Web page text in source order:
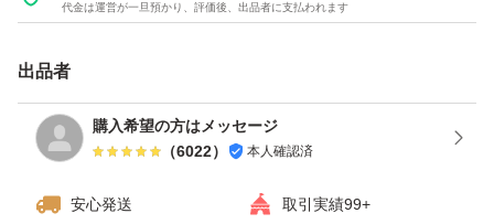
代金は運営が一旦預かり、評価後、出品者に支払われます
出品者
購入希望の方はメッセージ
（6022） 本人確認済
安心発送 取引実績99+